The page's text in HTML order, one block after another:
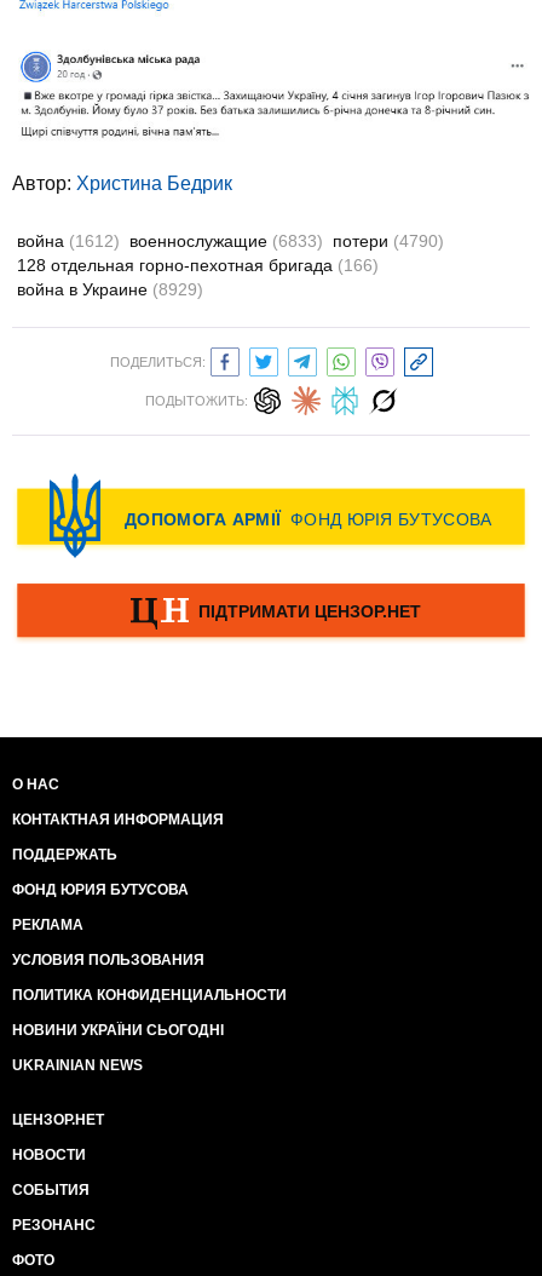
Автор: Христина Бедрик
война (1612) военнослужащие (6833) потери (4790)
128 отдельная горно-пехотная бригада (166)
война в Украине (8929)
ПОДЕЛИТЬСЯ:
ПОДЫТОЖИТЬ:
О НАС
КОНТАКТНАЯ ИНФОРМАЦИЯ
ПОДДЕРЖАТЬ
ФОНД ЮРИЯ БУТУСОВА
РЕКЛАМА
УСЛОВИЯ ПОЛЬЗОВАНИЯ
ПОЛИТИКА КОНФИДЕНЦИАЛЬНОСТИ
НОВИНИ УКРАЇНИ СЬОГОДНІ
UKRAINIAN NEWS
ЦЕНЗОР.НЕТ
НОВОСТИ
СОБЫТИЯ
РЕЗОНАНС
ФОТО